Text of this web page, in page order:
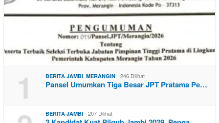
1 BERITA JAMBI MERANGIN 246 Dilihat
Pansel Umumkan Tiga Besar JPT Pratama Pe…
BERITA JAMBI 207 Dilihat